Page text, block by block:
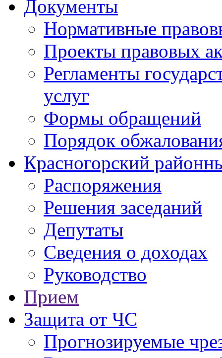
Документы
Нормативные
Проекты правовых
Регламенты
услуг
Формы обращений
Порядок
Красногорский
Распоряжения
Решения заседаний
Депутаты
Сведения о доходах
Руководство
Прием
Защита от ЧС
Прогнозируемые